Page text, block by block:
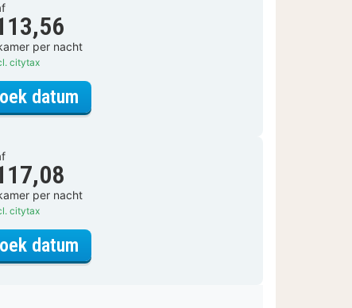
per nacht
citytax
datum
per nacht
citytax
datum